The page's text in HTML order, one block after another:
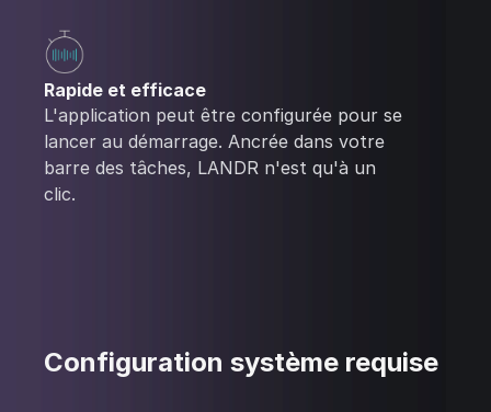
Rapide et efficace
L'application peut être configurée pour se
lancer au démarrage. Ancrée dans votre
barre des tâches, LANDR n'est qu'à un
clic.
Configuration système requise